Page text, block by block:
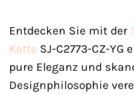
Entdecken Sie mit der
Kette SJ-C2773-CZ-
pure Eleganz und
Designphilosophie